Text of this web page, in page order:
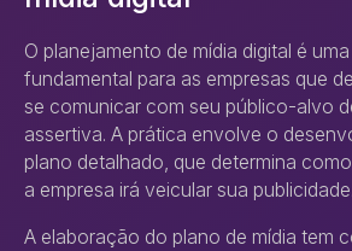
O planejamento de mídia digital é
fundamental para as empresas que
se comunicar com seu público-alvo
assertiva. A prática envolve o
plano detalhado, que determina
a empresa irá veicular sua publicidade.
A elaboração do plano de mídia tem